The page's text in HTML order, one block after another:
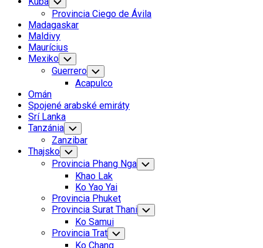
Child
Menu
Provincia Ciego de Ávila
Madagaskar
Maldivy
Maurícius
Mexiko Toggle
Child
Menu
Guerrero Toggle
Child
Menu
Acapulco
Omán
Spojené arabské emiráty
Srí Lanka
Tanzánia Toggle
Child
Menu
Zanzibar
Thajsko Toggle
Child
Menu
Provincia Phang Nga Toggle
Child
Khao Lak
Ko Yao Yai
Provincia Phuket
Provincia Surat Thani Toggle
Child
Ko Samui
Provincia Trat Toggle
Child
Ko Chang